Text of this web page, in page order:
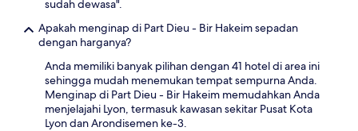
sudah dewasa".
Apakah menginap di Part Dieu - Bir Hakeim sepadan
dengan harganya?
Anda memiliki banyak pilihan dengan 41 hotel di area ini
sehingga mudah menemukan tempat sempurna Anda.
Menginap di Part Dieu - Bir Hakeim memudahkan Anda
menjelajahi Lyon, termasuk kawasan sekitar Pusat Kota
Lyon dan Arondisemen ke-3.